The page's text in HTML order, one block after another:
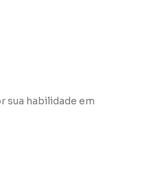
sua habilidade em